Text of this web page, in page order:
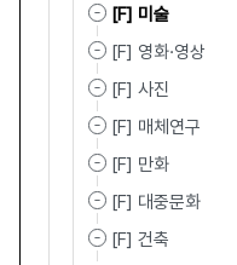
[F] 미술
[F] 영화·영상
[F] 사진
[F] 매체연구
[F] 만화
[F] 대중문화
[F] 건축